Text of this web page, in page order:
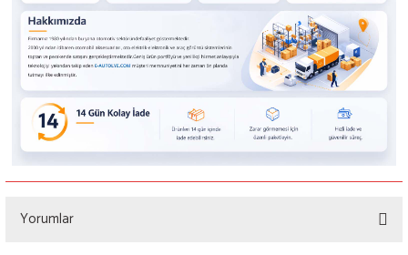
Yorumlar